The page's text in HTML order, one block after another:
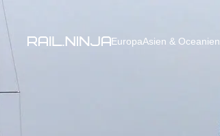
EuropaAsien & Oceanien